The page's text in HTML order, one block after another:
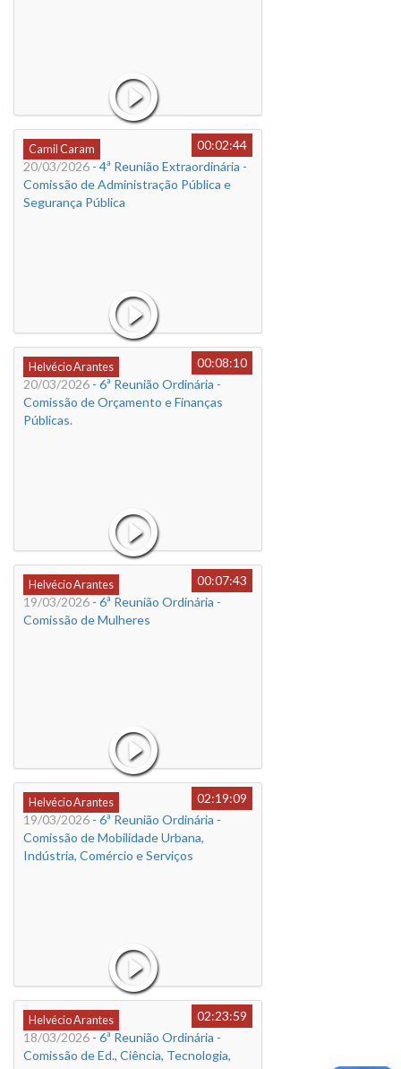
Camil Caram
00:02:44
20/03/2026 - 4ª Reunião Extraordinária -
Comissão de Administração Pública e
Segurança Pública
Helvécio Arantes
00:08:10
20/03/2026 - 6ª Reunião Ordinária -
Comissão de Orçamento e Finanças
Públicas.
Helvécio Arantes
00:07:43
19/03/2026 - 6ª Reunião Ordinária -
Comissão de Mulheres
Helvécio Arantes
02:19:09
19/03/2026 - 6ª Reunião Ordinária -
Comissão de Mobilidade Urbana,
Indústria, Comércio e Serviços
Helvécio Arantes
02:23:59
18/03/2026 - 6ª Reunião Ordinária -
Comissão de Ed., Ciência, Tecnologia,